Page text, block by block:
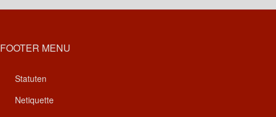
FOOTER MENU
Statuten
Netiquette